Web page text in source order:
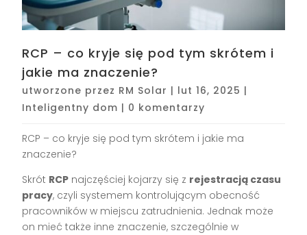
RCP – co kryje się pod tym skrótem i
jakie ma znaczenie?
utworzone przez RM Solar | lut 16, 2025 |
Inteligentny dom | 0 komentarzy
RCP – co kryje się pod tym skrótem i jakie ma
znaczenie?
Skrót RCP najczęściej kojarzy się z rejestracją czasu
pracy, czyli systemem kontrolującym obecność
pracowników w miejscu zatrudnienia. Jednak może
on mieć także inne znaczenie, szczególnie w